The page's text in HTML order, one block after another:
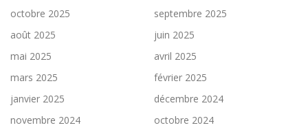
octobre 2025
septembre 2025
août 2025
juin 2025
mai 2025
avril 2025
mars 2025
février 2025
janvier 2025
décembre 2024
novembre 2024
octobre 2024